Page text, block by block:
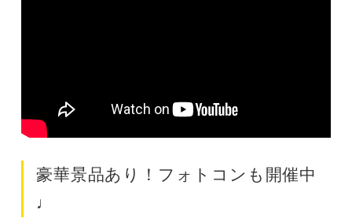
豪華景品あり！フォトコンも開催中
♩